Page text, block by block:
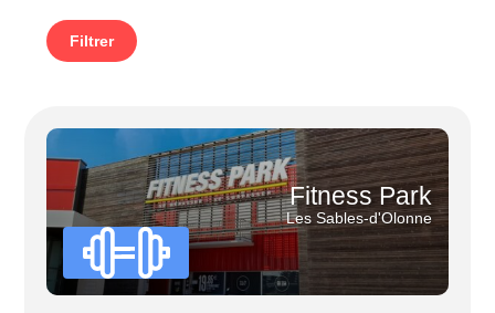
Filtrer
Fitness Park
Les Sables-d'Olonne